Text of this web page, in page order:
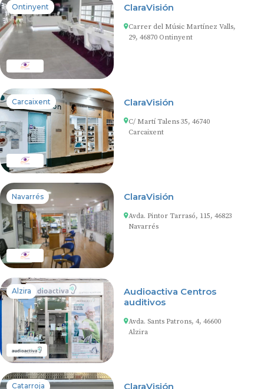
Ontinyent ClaraVisión
Carrer del Músic Martínez Valls,
29, 46870 Ontinyent
Carcaixent ClaraVisión
C/ Martí Talens 35, 46740
Carcaixent
Navarrés ClaraVisión
Avda. Pintor Tarrasó, 115, 46823
Navarrés
Alzira
Audioactiva Centros
auditivos
Avda. Sants Patrons, 4, 46600
Alzira
Catarroja ClaraVisión